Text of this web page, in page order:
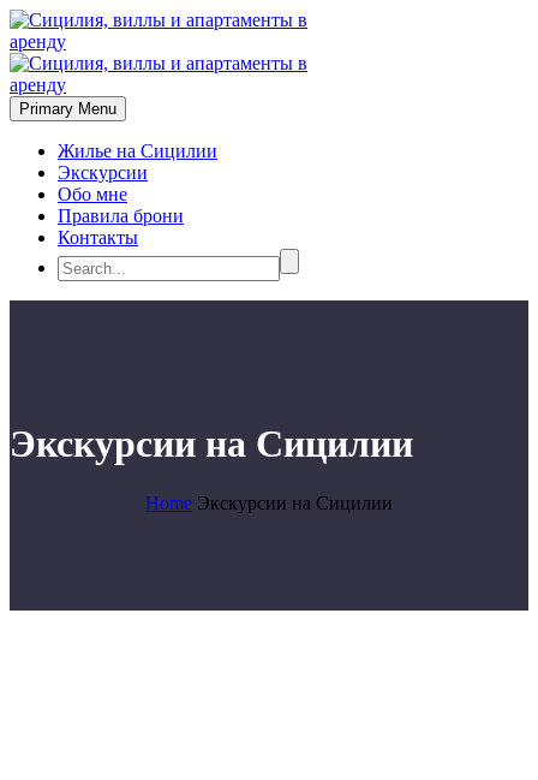
Primary Menu
Жилье на Сицилии
Экскурсии
Обо мне
Правила брони
Контакты
Экскурсии на Сицилии
Home Экскурсии на Сицилии